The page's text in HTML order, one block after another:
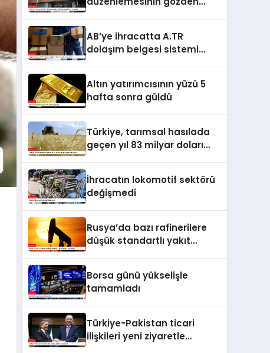
AB’ye ihracatta A.TR
dolaşım belgesi sistemi
Altın yatırımcısının yüzü 5
hafta sonra güldü
Türkiye, tarımsal hasılada
geçen yıl 83 milyar doları
İhracatın lokomotif sektörü
değişmedi
Rusya’da bazı rafinerilere
düşük standartlı yakıt
Borsa günü yükselişle
tamamladı
Türkiye-Pakistan ticari
ilişkileri yeni ziyaretle